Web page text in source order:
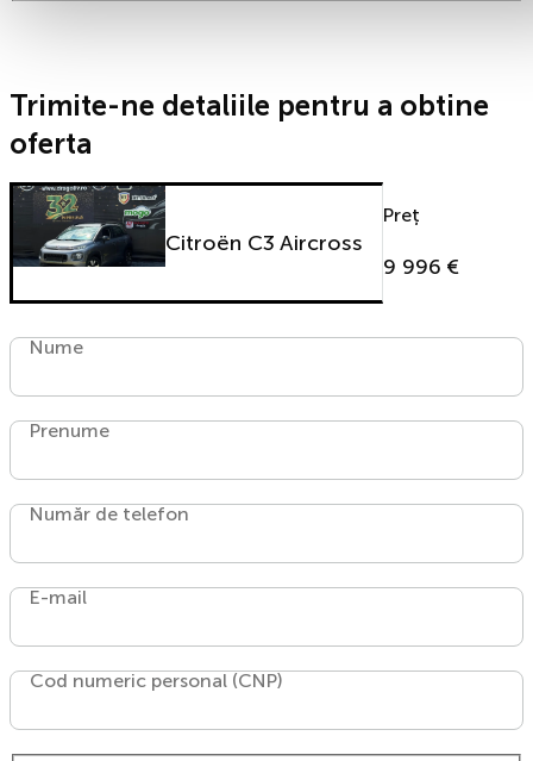
Trimite-ne detaliile pentru a obtine
oferta
Citroën C3 Aircross
Preț
9 996 €
Nume
Prenume
Număr de telefon
E-mail
Cod numeric personal (CNP)